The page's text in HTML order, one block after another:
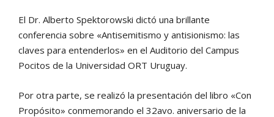
El Dr. Alberto Spektorowski dictó una brillante
conferencia sobre «Antisemitismo y antisionismo: las
claves para entenderlos» en el Auditorio del Campus
Pocitos de la Universidad ORT Uruguay.
Por otra parte, se realizó la presentación del libro «Con
Propósito» conmemorando el 32avo. aniversario de la